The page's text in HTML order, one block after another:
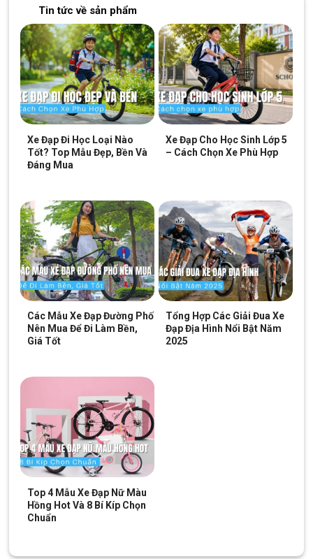
Tin tức về sản phẩm
Xe Đạp Đi Học Loại Nào
Tốt? Top Mẫu Đẹp, Bền Và
Đáng Mua
Xe Đạp Cho Học Sinh Lớp 5
– Cách Chọn Xe Phù Hợp
Các Mẫu Xe Đạp Đường Phố
Nên Mua Để Đi Làm Bền,
Giá Tốt
Tổng Hợp Các Giải Đua Xe
Đạp Địa Hình Nổi Bật Năm
2025
Top 4 Mẫu Xe Đạp Nữ Màu
Hồng Hot Và 8 Bí Kíp Chọn
Chuẩn